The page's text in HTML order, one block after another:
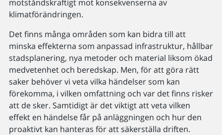
motståndskraftigt mot konsekvenserna av
klimatförändringen.
Det finns många områden som kan bidra till att
minska effekterna som anpassad infrastruktur, hållbar
stadsplanering, nya metoder och material liksom ökad
medvetenhet och beredskap. Men, för att göra rätt
saker behöver vi veta vilka händelser som kan
förekomma, i vilken omfattning och var det finns risker
att de sker. Samtidigt är det viktigt att veta vilken
effekt en händelse får på anläggningen och hur den
proaktivt kan hanteras för att säkerställa driften.